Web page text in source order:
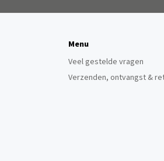
Menu
Veel gestelde vragen
Verzenden, ontvangst &